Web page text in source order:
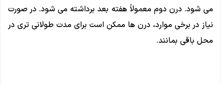
می شود. درن دوم معمولاً هفته بعد برداشته می شود. در صورت
نیاز در برخی موارد، درن ها ممکن است برای مدت طولانی تری در
محل باقی بمانند.